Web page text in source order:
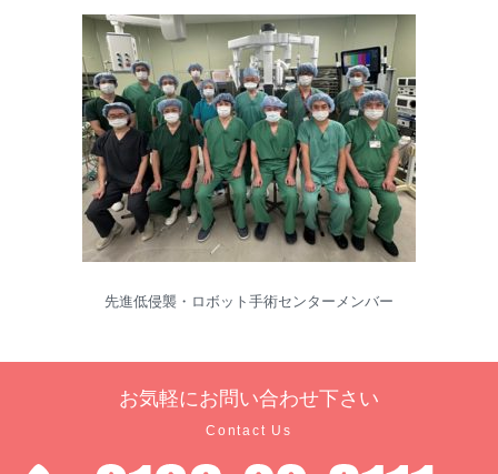
先進低侵襲・ロボット手術センターメンバー
お気軽に お問い合わせ下さい
Contact Us